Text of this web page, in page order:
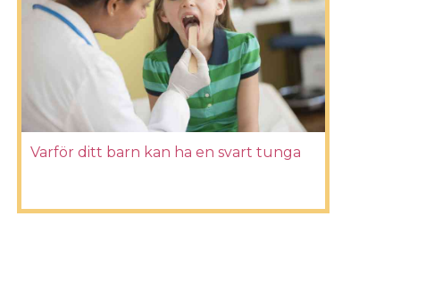
Varför ditt barn kan ha en svart tunga